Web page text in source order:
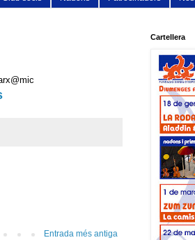
Entrada més antiga
Cartellera